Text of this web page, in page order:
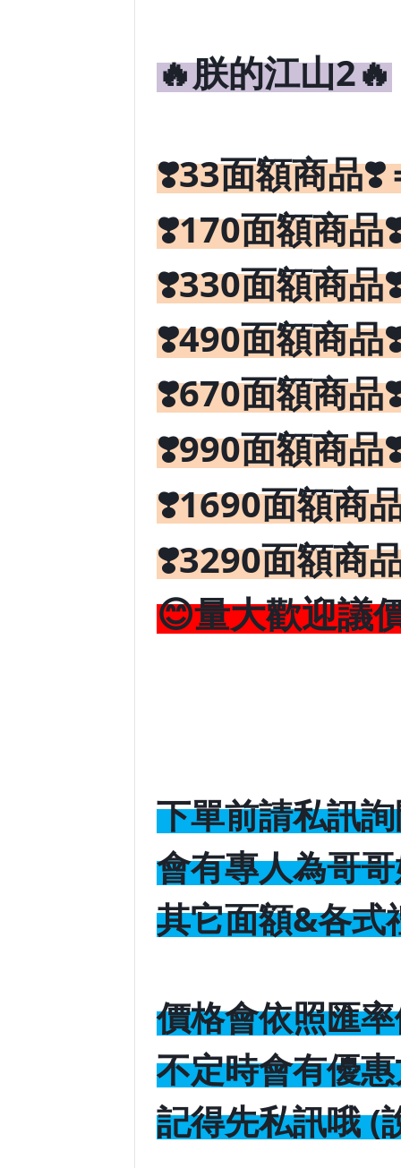
🔥朕的江山2🔥
❣️33面額商品❣️
❣️170面額商品
❣️330面額商品
❣️490面額商品
❣️670面額商品
❣️990面額商品
❣️1690面額商
❣️3290面額商
😊量大歡迎議
下單前請私訊
會有專人為哥
其它面額&各式
價格會依照匯
不定時會有優
記得先私訊哦 (